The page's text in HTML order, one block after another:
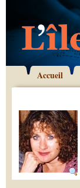
Accueil